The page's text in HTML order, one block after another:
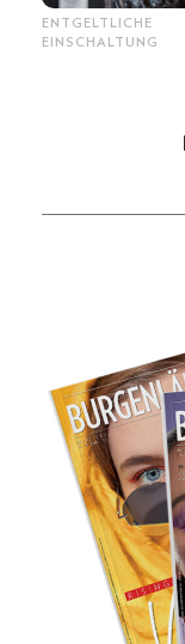
ENTGELTLICHE
EINSCHALTUNG